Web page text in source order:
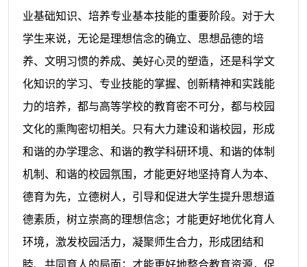
业基础知识、培养专业基本技能的重要阶段。对于大
学生来说，无论是理想信念的确立、思想品德的培
养、文明习惯的养成、美好心灵的塑造，还是科学文
化知识的学习、专业技能的掌握、创新精神和实践能
力的培养，都与高等学校的教育密不可分，都与校园
文化的熏陶密切相关。只有大力建设和谐校园，形成
和谐的办学理念、和谐的教学科研环境、和谐的体制
机制、和谐的校园氛围，才能更好地坚持育人为本、
德育为先，立德树人，引导和促进大学生提升思想道
德素质，树立崇高的理想信念；才能更好地优化育人
环境，激发校园活力，凝聚师生合力，形成团结和
睦、共同育人的局面；才能更好地整合教育资源，促